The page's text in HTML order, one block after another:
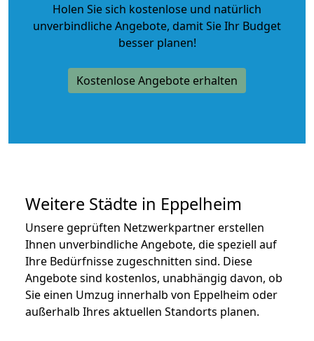
Holen Sie sich kostenlose und natürlich
unverbindliche Angebote, damit Sie Ihr Budget
besser planen!
Kostenlose Angebote erhalten
Weitere Städte in Eppelheim
Unsere geprüften Netzwerkpartner erstellen
Ihnen unverbindliche Angebote, die speziell auf
Ihre Bedürfnisse zugeschnitten sind. Diese
Angebote sind kostenlos, unabhängig davon, ob
Sie einen Umzug innerhalb von Eppelheim oder
außerhalb Ihres aktuellen Standorts planen.